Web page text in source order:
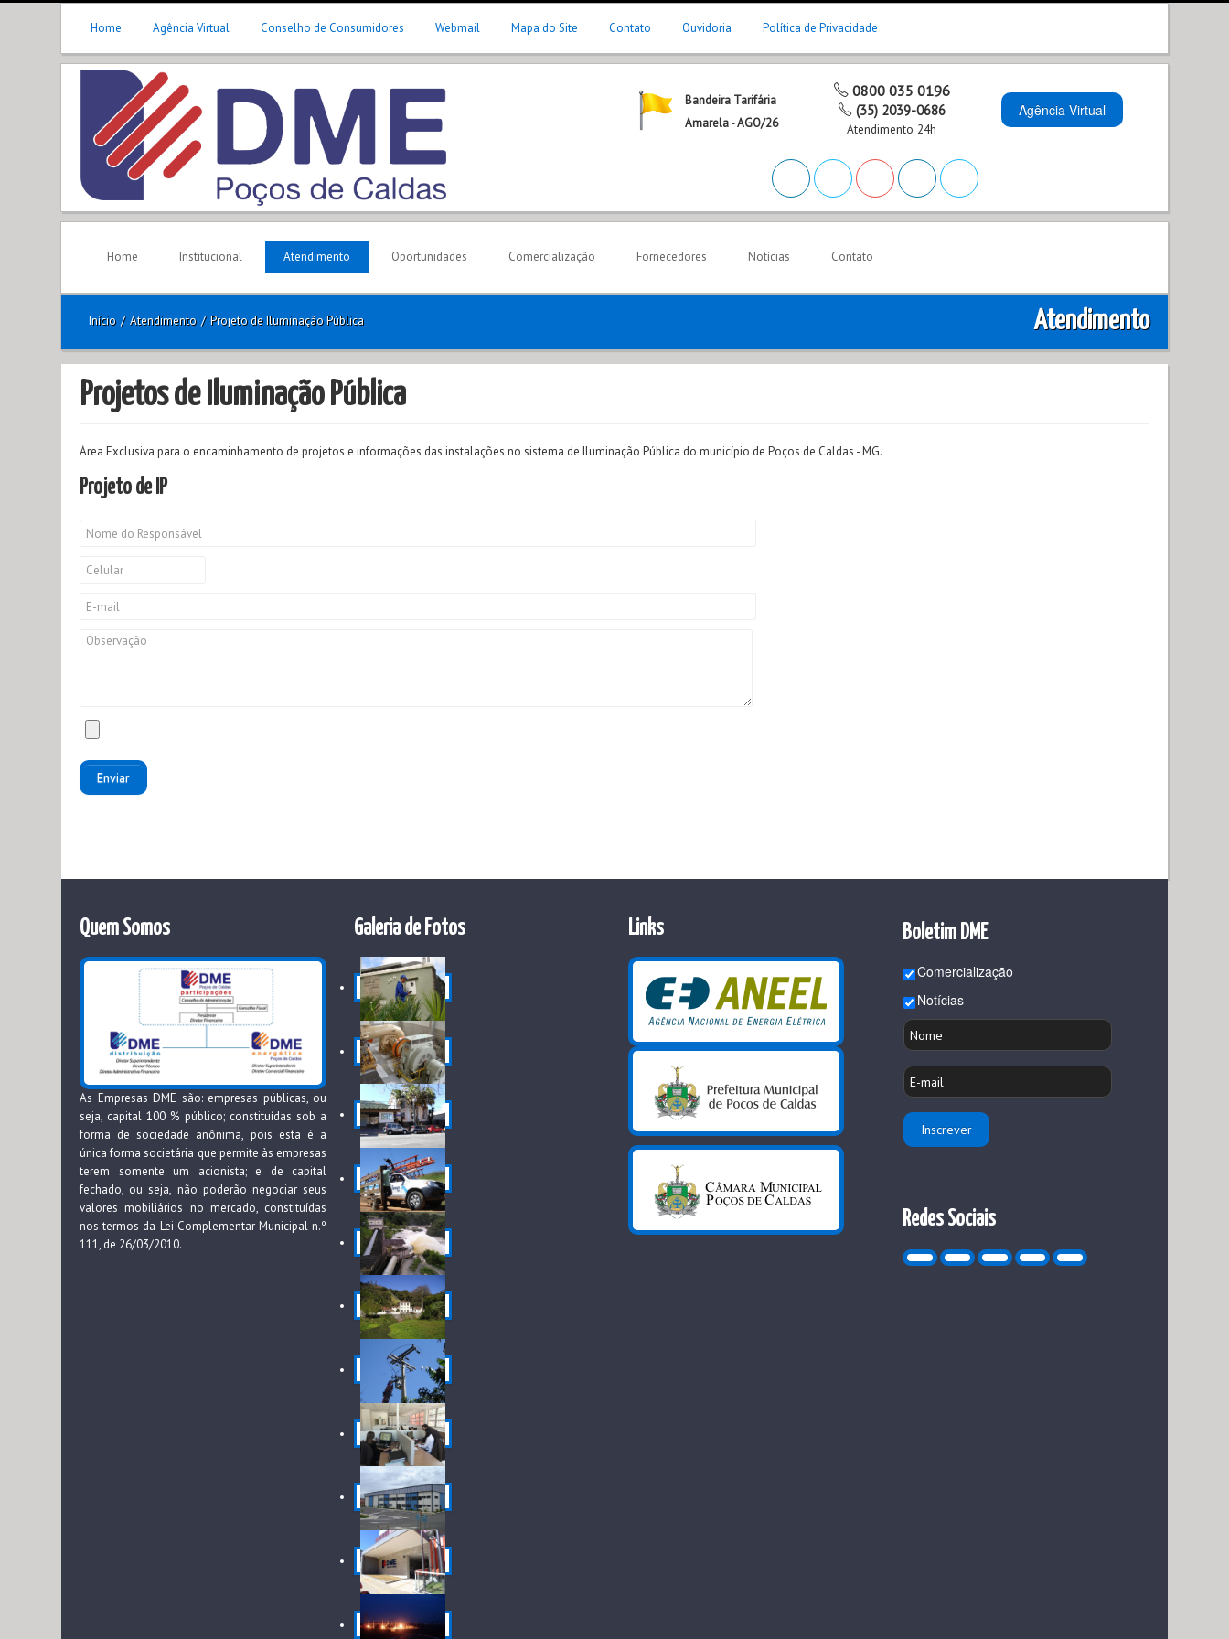
Home Agência Virtual Conselho de Consumidores Webmail Mapa do Site Contato Ouvidoria Política de Privacidade
Bandeira Tarifária
Amarela - AGO/26
0800 035 0196
(35) 2039-0686
Atendimento 24h
Agência Virtual
Home Institucional Atendimento Oportunidades Comercialização Fornecedores Notícias Contato
Início / Atendimento / Projeto de Iluminação Pública Atendimento
Projetos de Iluminação Pública
Área Exclusiva para o encaminhamento de projetos e informações das instalações no sistema de Iluminação Pública do município de Poços de Caldas - MG.
Projeto de IP
Enviar
Quem Somos
As Empresas DME são: empresas públicas, ou
seja, capital 100 % público; constituídas sob a
forma de sociedade anônima, pois esta é a
única forma societária que permite às empresas
terem somente um acionista; e de capital
fechado, ou seja, não poderão negociar seus
valores mobiliários no mercado, constituídas
nos termos da Lei Complementar Municipal n.º
111, de 26/03/2010.
Galeria de Fotos Links Boletim DME
Comercialização
Notícias
Redes Sociais